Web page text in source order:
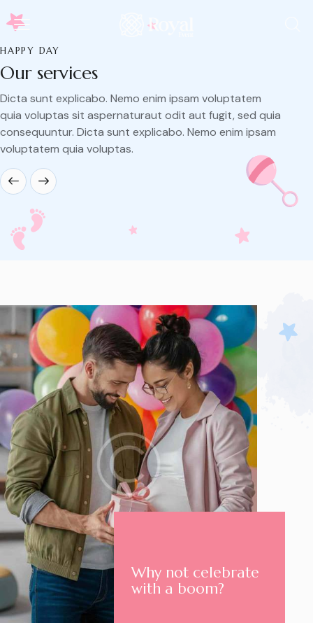
HAPPY DAY
Our services
Dicta sunt explicabo. Nemo enim ipsam voluptatem
quia voluptas sit aspernaturaut odit aut fugit, sed quia
consequuntur. Dicta sunt explicabo. Nemo enim ipsam
voluptatem quia voluptas.
Why not celebrate
with a boom?